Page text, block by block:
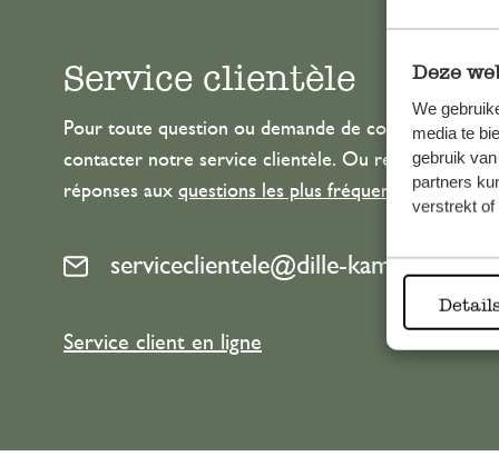
Deze
We
media te
gebruik
partners
verstrekt of
Service clientèle
Pour toute question ou demande de conseil ou
contacter notre service clientèle. Ou retrouvez ici
réponses aux questions les plus fréquemment posées
serviceclientele@dille-kamille.com
Service client en ligne